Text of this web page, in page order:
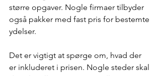
større opgaver. Nogle firmaer tilbyder
også pakker med fast pris for bestemte
ydelser.
Det er vigtigt at spørge om, hvad der
er inkluderet i prisen. Nogle steder skal